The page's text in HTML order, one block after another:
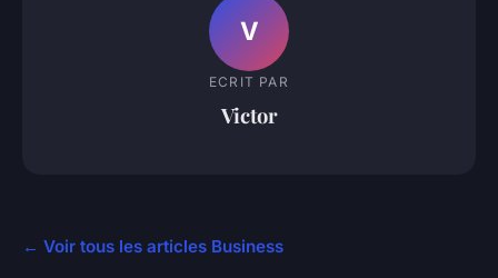
V
ECRIT PAR
Victor
← Voir tous les articles Business